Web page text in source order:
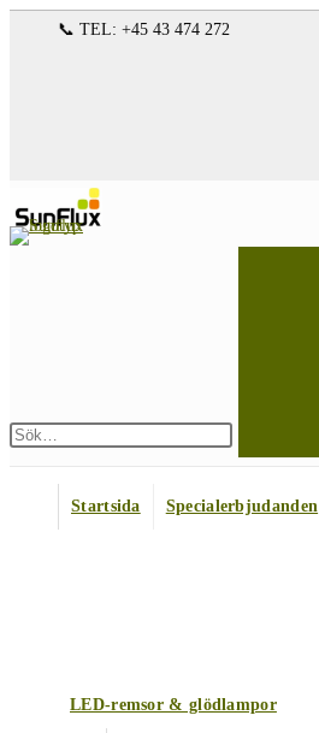
📞 TEL: +45 43 474 272
Startsida
Specialerbjudanden
LED-remsor & glödlampor